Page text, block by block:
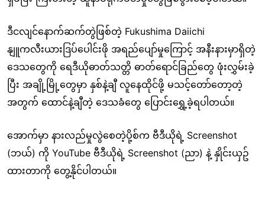
ဒီငလျင်နောက်ဆက်တွဲဖြစ်တဲ့ Fukushima Daiichi
နျူကလီးယားဒြပ်ပေါင်းဖို အရည်ပျော်မှုကြောင့် အနီးနားမှာရှိတဲ့
ဒေသတွေကို ရေဒီယိုဓာတ်သတ္တိ ဓာတ်ရောင်ခြည်တွေ ဖုံးလွှမ်းခဲ့
ပြီး အချို့မြို့တွေမှာ နှစ်နဲ့ချီ လူနေထိုင်ဖို့ မသင့်တော်တော့တဲ့
အတွက် ထောင်နဲ့ချီတဲ့ ဒေသခံတွေ ပြောင်းရွှေ့ခဲ့ရပါတယ်။
အောက်မှာ နားလည်မှုလွဲစေတဲ့ပို့စ်က ဗီဒီယိုရဲ့ Screenshot
(ဘယ်) ကို YouTube ဗီဒီယိုရဲ့ Screenshot (ညာ) နဲ့ နှိုင်းယှဥ်
ထားတာကို တွေ့နိုင်ပါတယ်။